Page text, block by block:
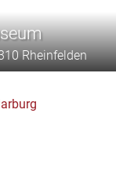
Rheinfelden